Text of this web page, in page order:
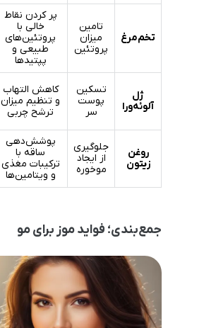
تخم‌مرغ
تامین
میزان
پروتئین
پر کردن نقاط
خالی با
پروتئین‌های
طبیعی و
پپتیدها
ژل
آلوئه‌ورا
تسکین
پوست
سر
کاهش التهاب
و تنظیم میزان
ترشح چربی
روغن
زیتون
جلوگیری
از ایجاد
موخوره
پوشش‌دهی
ساقه با
ترکیبات مغذی
و ویتامین‌ها
جمع‌بندی؛ فواید موز برای مو